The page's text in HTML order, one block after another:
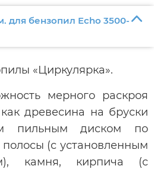
бензопил Echo 3500-
«Циркулярка».
мерного раскроя
древесина на бруски
пильным диском по
(с установленным
камня, кирпича (с